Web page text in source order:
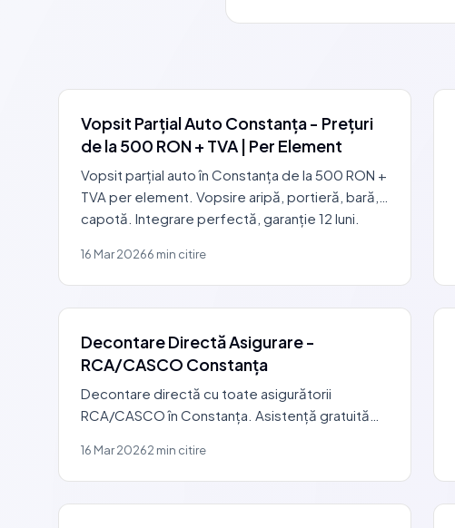
Vopsit Parțial Auto Constanța - Prețuri
de la 500 RON + TVA | Per Element
Vopsit parțial auto în Constanța de la 500 RON +
TVA per element. Vopsire aripă, portieră, bară,
capotă. Integrare perfectă, garanție 12 luni.
16 Mar 20266 min citire
Decontare Directă Asigurare -
RCA/CASCO Constanța
Decontare directă cu toate asigurătorii
RCA/CASCO în Constanța. Asistență gratuită
direct. Alege service-ul
16 Mar 20262 min citire